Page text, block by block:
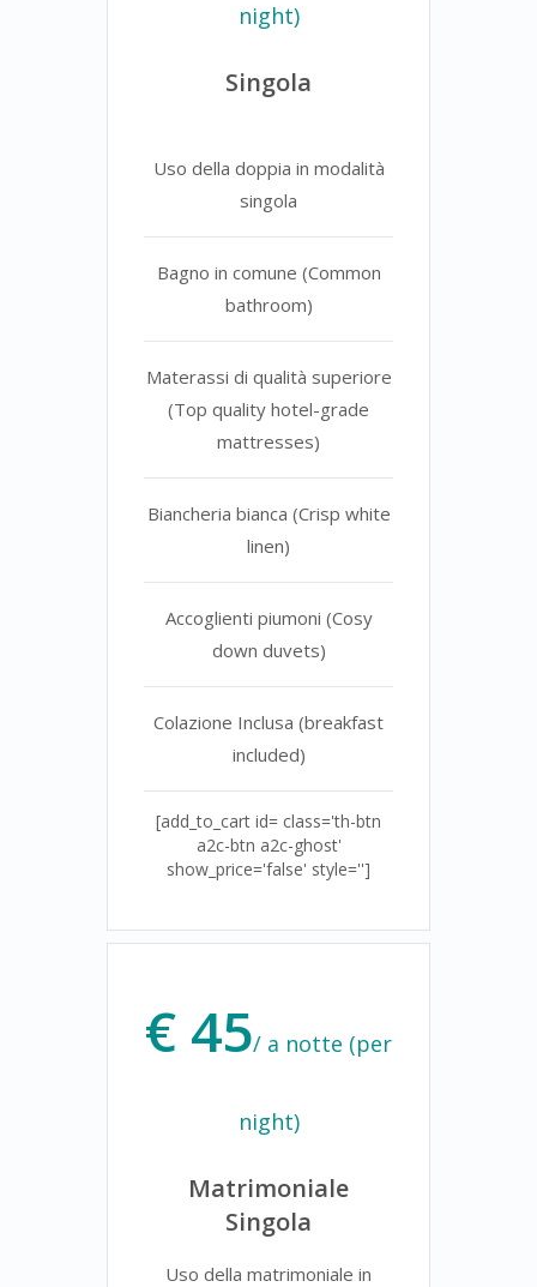
night)
Singola
Uso della doppia in modalità
singola
Bagno in comune (Common
bathroom)
Materassi di qualità superiore
(Top quality hotel-grade
mattresses)
Biancheria bianca (Crisp white
linen)
Accoglienti piumoni (Cosy
down duvets)
Colazione Inclusa (breakfast
included)
[add_to_cart id= class='th-btn
a2c-btn a2c-ghost'
show_price='false' style='']
€ 45/ a notte (per
night)
Matrimoniale
Singola
Uso della matrimoniale in